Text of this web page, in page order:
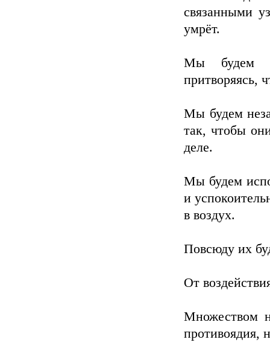
связанными
умрёт.
Мы будем
притворяясь,
Мы будем
так, чтобы
деле.
Мы будем
и
в воздух.
Повсюду их
От
Множеством
противоядия,